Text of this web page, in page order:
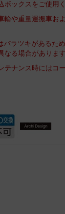
ックスをご使用く
輪や重量運搬車お
ラツキがあるた
なる場合があります
テナンス時にはコ